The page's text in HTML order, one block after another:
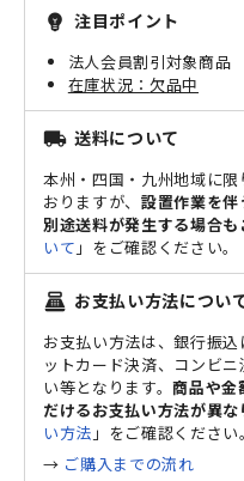
emoji_objects 注目ポイント
法人会員割引対象商品
欠品中
local_shipping 送料について
本州・四国・九州地域に
おりますが、 設置作業を伴
別途送料が発生する場合も
いて 」をご確認ください。
point_of_sale お支払い方法につい
お支払い方法は、銀行振
ットカード決済、コンビ
い等となります。商品や金
だけるお支払い方法が異な
い方法 」をご確認ください。
→ ご購入までの流れ